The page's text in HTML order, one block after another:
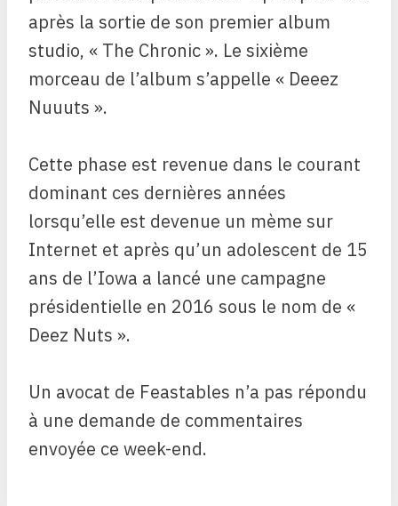
après la sortie de son premier album
studio, « The Chronic ». Le sixième
morceau de l’album s’appelle « Deeez
Nuuuts ».
Cette phase est revenue dans le courant
dominant ces dernières années
lorsqu’elle est devenue un mème sur
Internet et après qu’un adolescent de 15
ans de l’Iowa a lancé une campagne
présidentielle en 2016 sous le nom de «
Deez Nuts ».
Un avocat de Feastables n’a pas répondu
à une demande de commentaires
envoyée ce week-end.